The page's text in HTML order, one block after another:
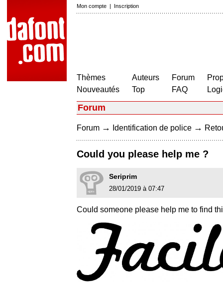
Mon compte | Inscription
Thèmes
Nouveautés
Auteurs
Top
Forum
FAQ
Forum
Forum → Identification de police →
Could you please help me ?
Seriprim
28/01/2019 à 07:47
Could someone please help me to find